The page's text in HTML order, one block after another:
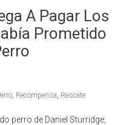
A Pagar Los
Prometido
, Recompensa Rescate
perro de Daniel Sturridge,